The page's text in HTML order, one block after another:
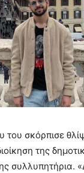
του σκόρπισε
της
συλλυπητήρια.